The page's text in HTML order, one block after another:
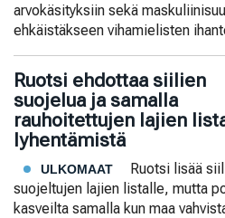
arvokäsityksiin sekä
ehkäistäkseen vihamielisten
Ruotsi ehdottaa siilien
suojelua ja samalla
rauhoitettujen lajien
lyhentämistä
ULKOMAAT
Ruotsi lisää
suojeltujen lajien listalle, mutta
kasveilta samalla kun maa